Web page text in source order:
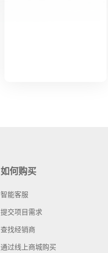
如何购买
智能客服
提交项目需求
查找经销商
通过线上商城购买